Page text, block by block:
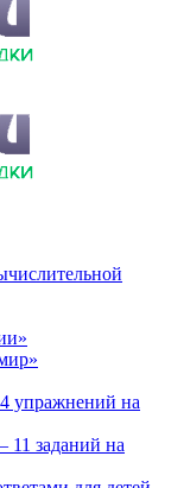
упражнений на
11 заданий на